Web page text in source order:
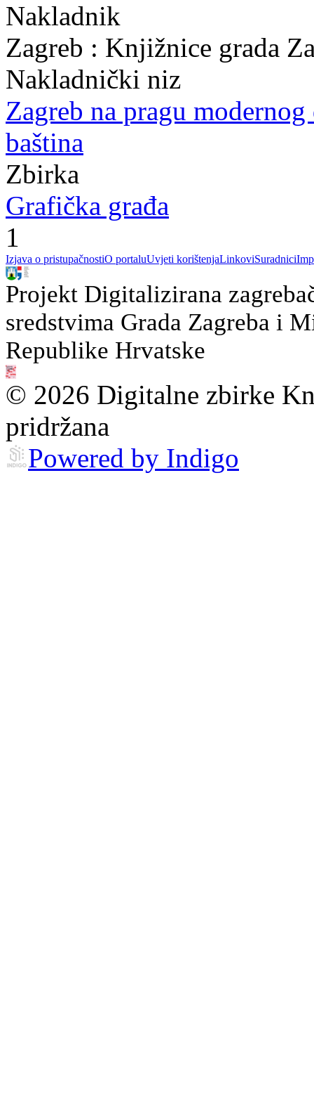
Nakladnik
Zagreb : Knjižnice grada
Nakladnički niz
Zagreb na pragu modernog
baština
Zbirka
Grafička građa
1
Izjava o pristupačnostiO portaluUvjeti korištenjaLinkoviSuradnici
Projekt Digitalizirana
sredstvima Grada Zagreba i
Republike Hrvatske
© 2026 Digitalne zbirke
pridržana
Powered by Indigo